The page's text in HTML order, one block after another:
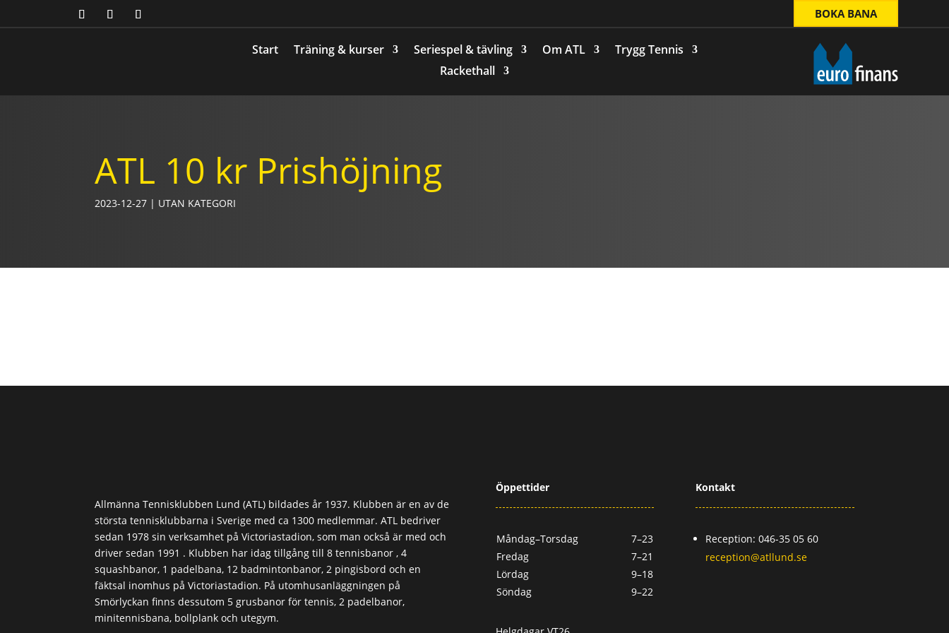
BOKA BANA
Start Träning & kurser Seriespel & tävling Om ATL
Trygg Tennis
Rackethall
ATL 10 kr Prishöjning
2023-12-27 | UTAN KATEGORI
Allmänna Tennisklubben Lund (ATL) bildades år 1937. Klubben är en av de
största tennisklubbarna i Sverige med ca 1300 medlemmar. ATL bedriver
sedan 1978 sin verksamhet på Victoriastadion, som man också är med och
driver sedan 1991 . Klubben har idag tillgång till 8 tennisbanor , 4
squashbanor, 1 padelbana, 12 badmintonbanor, 2 pingisbord och en
fäktsal inomhus på Victoriastadion. På utomhusanläggningen på
Smörlyckan finns dessutom 5 grusbanor för tennis, 2 padelbanor,
minitennisbana, bollplank och utegym.
Öppettider
Måndag–Torsdag
7–23
Fredag
7–21
Lördag
9–18
Söndag
9–22
Kontakt
Reception: 046-35 05 60
reception@atllund.se